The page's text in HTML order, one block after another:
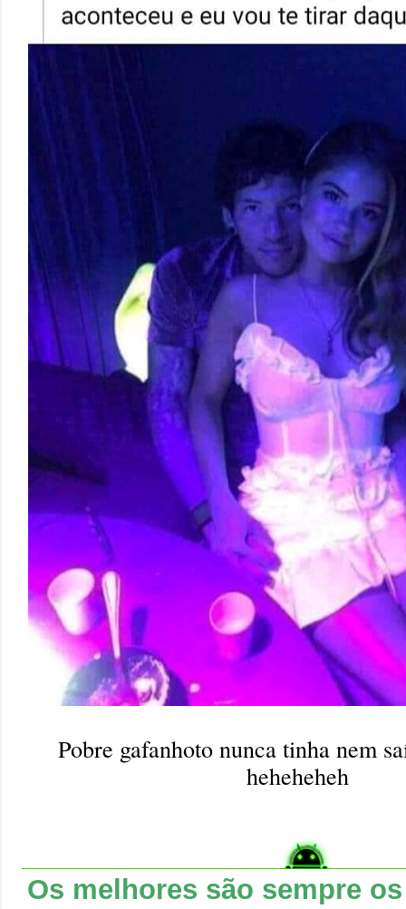
Pobre gafanhoto nunca tinha nem
heheheheh
Os melhores são sempre